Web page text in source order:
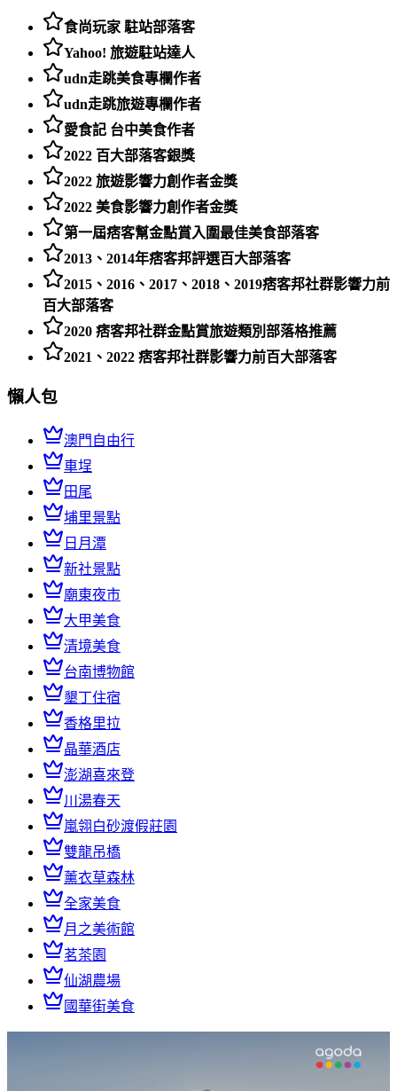
食尚玩家 駐站部落客
Yahoo! 旅遊駐站達人
udn走跳美食專欄作者
udn走跳旅遊專欄作者
愛食記 台中美食作者
2022 百大部落客銀獎
2022 旅遊影響力創作者金獎
2022 美食影響力創作者金獎
第一屆痞客幫金點賞入圍最佳美食部落客
2013、2014年痞客邦評選百大部落客
2015、2016、2017、2018、2019痞客邦社群影響力前
百大部落客
2020 痞客邦社群金點賞旅遊類別部落格推薦
2021、2022 痞客邦社群影響力前百大部落客
懶人包
澳門自由行
車埕
田尾
埔里景點
日月潭
新社景點
廟東夜市
大甲美食
清境美食
台南博物館
墾丁住宿
香格里拉
晶華酒店
澎湖喜來登
川湯春天
嵐翎白砂渡假莊園
雙龍吊橋
薰衣草森林
全家美食
月之美術館
茗茶園
仙湖農場
國華街美食